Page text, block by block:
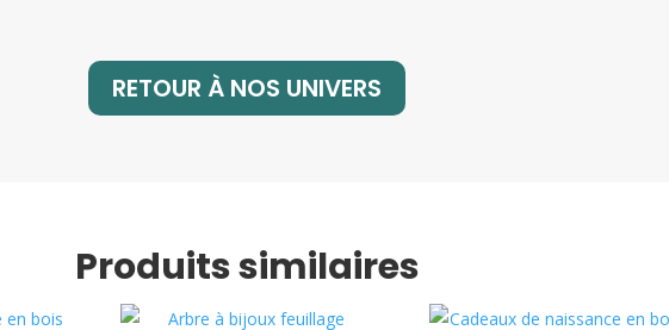
RETOUR À NOS UNIVERS
Produits similaires